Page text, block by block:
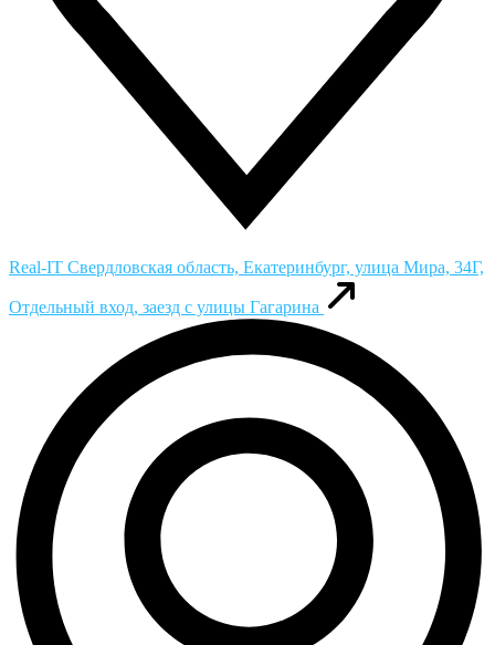
Real-IT Свердловская область, Екатеринбург, улица Мира, 34Г,
Отдельный вход, заезд с улицы Гагарина